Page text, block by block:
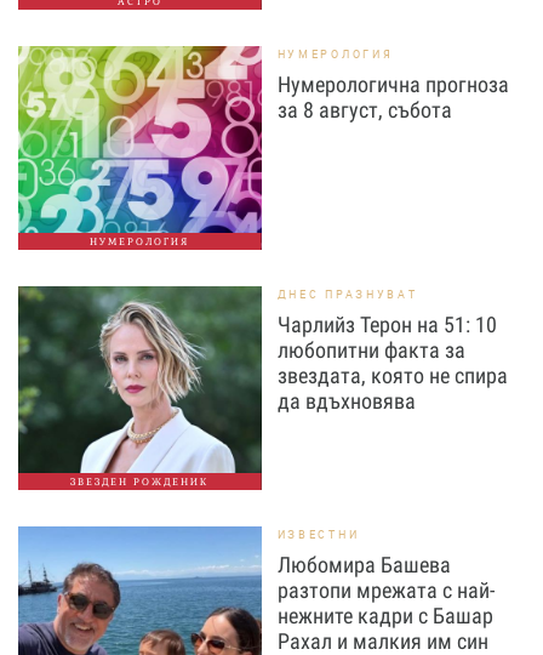
НУМЕРОЛОГИЯ
НУМЕРОЛОГИЯ
Нумерологична прогноза
за 8 август, събота
ЗВЕЗДЕН РОЖДЕНИК
ДНЕС ПРАЗНУВАТ
Чарлийз Терон на 51: 10
любопитни факта за
звездата, която не спира
да вдъхновява
ИЗВЕСТНИ
Любомира Башева
разтопи мрежата с най-
нежните кадри с Башар
Рахал и малкия им син